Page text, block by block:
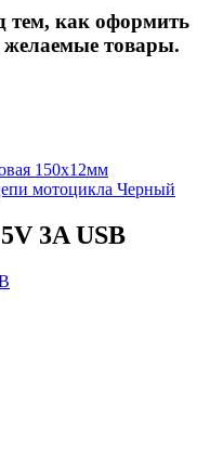
тем, как оформить
желаемые товары.
150х12мм
мотоцикла Черный
3A USB